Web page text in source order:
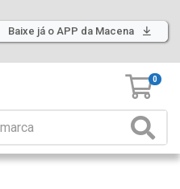
Baixe já o APP da Macena
0